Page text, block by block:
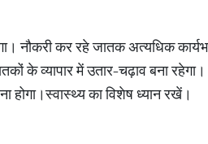
नौकरी कर रहे जातक अत्यधिक
के व्यापार में उतार-चढ़ाव बना
का विशेष ध्यान रखें।